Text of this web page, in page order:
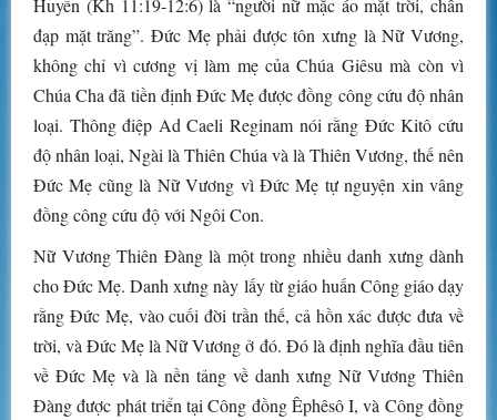
Huyền (Kh 11:19-12:6) là “người nữ mặc áo mặt trời, chân
đạp mặt trăng”. Đức Mẹ phải được tôn xưng là Nữ Vương,
không chỉ vì cương vị làm mẹ của Chúa Giêsu mà còn vì
Chúa Cha đã tiền định Đức Mẹ được đồng công cứu độ nhân
loại. Thông điệp Ad Caeli Reginam nói rằng Đức Kitô cứu
độ nhân loại, Ngài là Thiên Chúa và là Thiên Vương, thế nên
Đức Mẹ cũng là Nữ Vương vì Đức Mẹ tự nguyện xin vâng
đồng công cứu độ với Ngôi Con.
Nữ Vương Thiên Đàng là một trong nhiều danh xưng dành
cho Đức Mẹ. Danh xưng này lấy từ giáo huấn Công giáo dạy
rằng Đức Mẹ, vào cuối đời trần thế, cả hồn xác được đưa về
trời, và Đức Mẹ là Nữ Vương ở đó. Đó là định nghĩa đầu tiên
về Đức Mẹ và là nền tảng về danh xưng Nữ Vương Thiên
Đàng được phát triển tại Công đồng Êphêsô I, và Công đồng